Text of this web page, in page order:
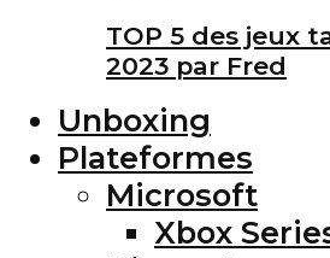
TOP 5 des jeux
2023 par Fred
Unboxing
Plateformes
Microsoft
Xbox